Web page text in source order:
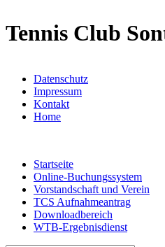
Tennis Club
Datenschutz
Impressum
Kontakt
Home
Startseite
Online-Buchungssystem
Vorstandschaft und Verein
TCS Aufnahmeantrag
Downloadbereich
WTB-Ergebnisdienst